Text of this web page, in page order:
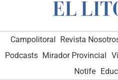
Campolitoral Revista
Podcasts Mirador Provincial
Notife